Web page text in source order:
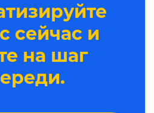
сейчас и
на шаг